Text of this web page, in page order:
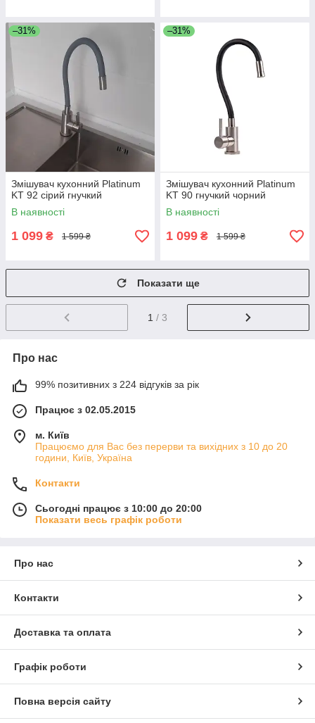
–31%
Змішувач кухонний Platinum
KT 92 сірий гнучкий
В наявності
1 099 ₴ 1 599 ₴
–31%
Змішувач кухонний Platinum
KT 90 гнучкий чорний
В наявності
1 099 ₴ 1 599 ₴
Показати ще
1 / 3
Про нас
99% позитивних з 224 відгуків за рік
Працює з 02.05.2015
м. Київ
Працюємо для Вас без перерви та вихідних з 10 до 20
години, Київ, Україна
Контакти
Сьогодні працює з 10:00 до 20:00
Показати весь графік роботи
Про нас
Контакти
Доставка та оплата
Графік роботи
Повна версія сайту